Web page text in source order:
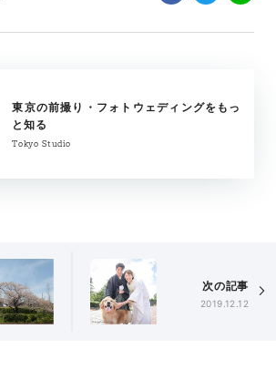
東京の前撮り・フォトウェディングをもっ
と知る
Tokyo Studio
次の記事
2019.12.12